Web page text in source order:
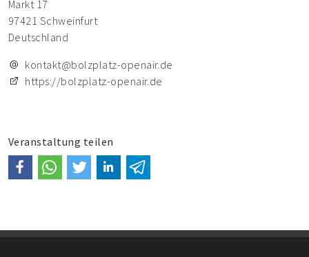
Markt 17
97421 Schweinfurt
Deutschland
kontakt@bolzplatz-openair.de
https://bolzplatz-openair.de
Veranstaltung teilen